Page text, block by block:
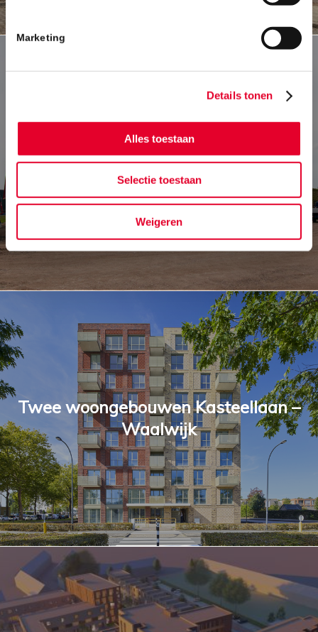
Marketing
Details tonen
Alles toestaan
Selectie toestaan
Weigeren
Bedrijfspand Leeuw Opleidingen –
Eindhoven
Twee woongebouwen Kasteellaan –
Waalwijk